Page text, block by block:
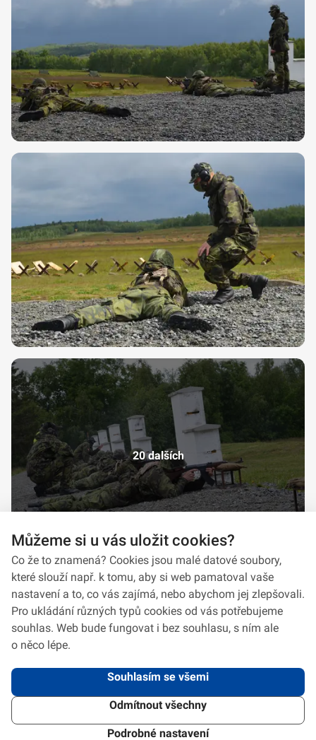
20 dalších
2026 © VeV-VA Vyškov • Informace jsou poskytovány v souladu se zákonem
Design Systém 4.6.3
Můžeme si u vás uložit cookies?
Co že to znamená? Cookies jsou malé datové soubory,
které slouží např. k tomu, aby si web pamatoval vaše
nastavení a to, co vás zajímá, nebo abychom jej zlepšovali.
Pro ukládání různých typů cookies od vás potřebujeme
souhlas. Web bude fungovat i bez souhlasu, s ním ale
o něco lépe.
Souhlasím se všemi
Odmítnout všechny
Podrobné nastavení